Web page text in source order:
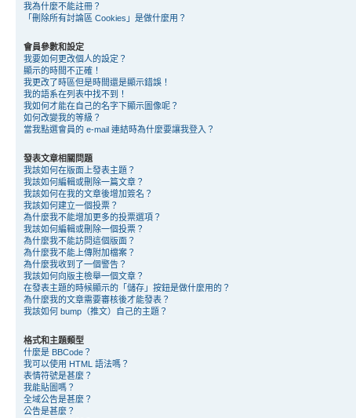
我為什麼不能註冊？
「刪除所有討論區 Cookies」是做什麼用？
會員參數和設定
我要如何更改個人的設定？
顯示的時間不正確！
我更改了時區但是時間還是顯示錯誤！
我的語系在列表中找不到！
我如何才能在自己的名字下顯示圖像呢？
如何改變我的等級？
當我點選會員的 e-mail 連結時為什麼要讓我登入？
發表文章相關問題
我該如何在版面上發表主題？
我該如何編輯或刪除一篇文章？
我該如何在我的文章後增加簽名？
我該如何建立一個投票？
為什麼我不能增加更多的投票選項？
我該如何編輯或刪除一個投票？
為什麼我不能訪問這個版面？
為什麼我不能上傳附加檔案？
為什麼我收到了一個警告？
我該如何向版主檢舉一個文章？
在發表主題的時候顯示的「儲存」按鈕是做什麼用的？
為什麼我的文章需要審核後才能發表？
我該如何 bump（推文）自己的主題？
格式和主題類型
什麼是 BBCode？
我可以使用 HTML 語法嗎？
表情符號是甚麼？
我能貼圖嗎？
全域公告是甚麼？
公告是甚麼？